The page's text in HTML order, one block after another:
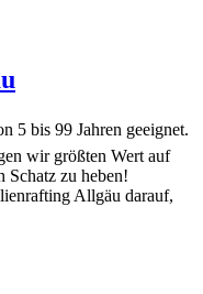
bis 99 Jahren geeignet.
wir größten Wert auf
Schatz zu heben!
Allgäu darauf,